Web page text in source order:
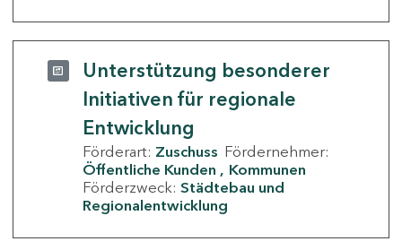
Unterstützung besonderer
Initiativen für regionale
Entwicklung
Förderart: Zuschuss Fördernehmer:
Öffentliche Kunden
Kommunen
Förderzweck: Städtebau und
Regionalentwicklung